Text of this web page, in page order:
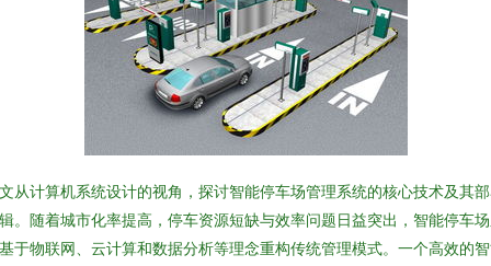
从计算机系统设计的视角，探讨智能停车场管理系统的核心技术及其
。随着城市化率提高，停车资源短缺与效率问题日益突出，智能停车
于物联网、云计算和数据分析等理念重构传统管理模式。一个高效的